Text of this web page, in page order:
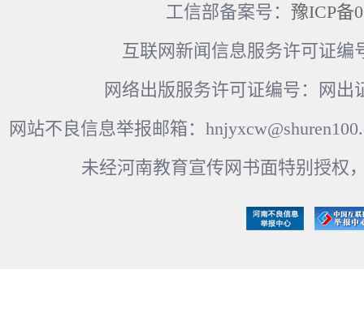
工信部备案号： 豫ICP备
互联网新闻信息服务许可证编
网络出版服务许可证编号：网出
网站不良信息举报邮箱：
未经河南教育宣传网书面特别授权